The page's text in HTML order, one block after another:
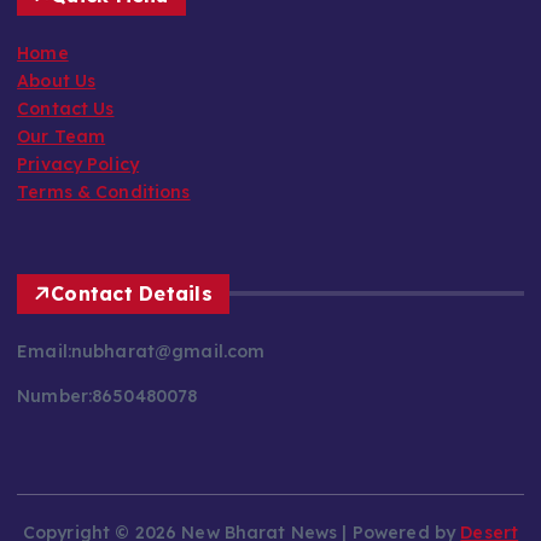
Home
About Us
Contact Us
Our Team
Privacy Policy
Terms & Conditions
Contact Details
Email:nubharat@gmail.com
Number:8650480078
Copyright © 2026 New Bharat News | Powered by Desert